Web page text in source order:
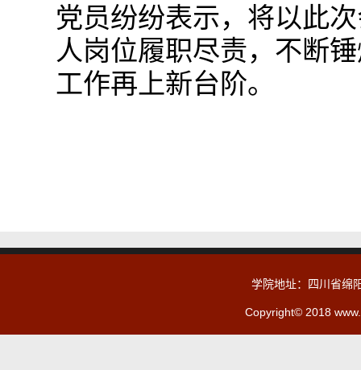
党员纷纷表示，将以此
人岗位履职尽责，不断
工作再上新台阶。
学院地址：四川省绵
Copyright© 2018